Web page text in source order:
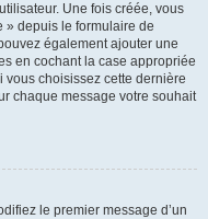
Une fois créée, vous
» depuis le formulaire de
également ajouter une
en cochant la case appropriée
vous choisissez cette dernière
chaque message votre souhait
le premier message d’un